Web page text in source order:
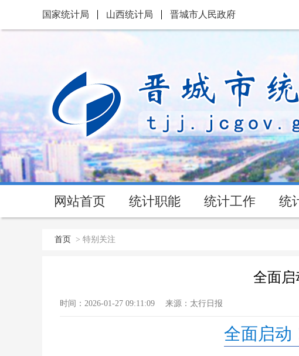
国家统计局 山西统计局 晋城市人民政府
网站首页 统计职能 统计工作 统
首页 > 特别关注
全面启
时间： 2026-01-27 09:11:09 来源： 太行日报
全面启动